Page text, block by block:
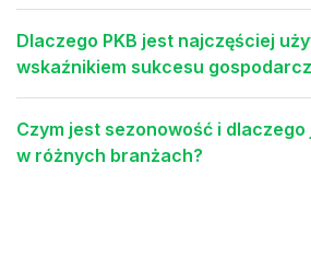
Dlaczego PKB jest najczęściej
wskaźnikiem sukcesu
Czym jest sezonowość i dlaczego
w różnych branżach?